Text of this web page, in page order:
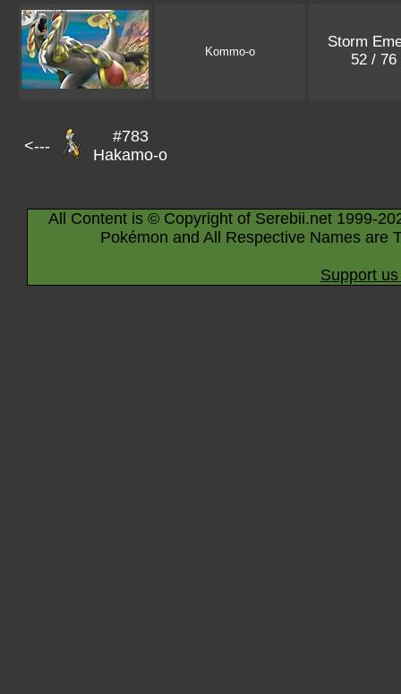
Kommo-o
Storm
52 / 76
<---
#783
Hakamo-o
All Content is © Copyright of Serebii.net 1999-
Pokémon and All Respective Names are
Support